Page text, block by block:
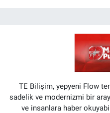
TE Bilişim, yepyeni Flow
sadelik ve modernizmi bir
ve insanlara haber